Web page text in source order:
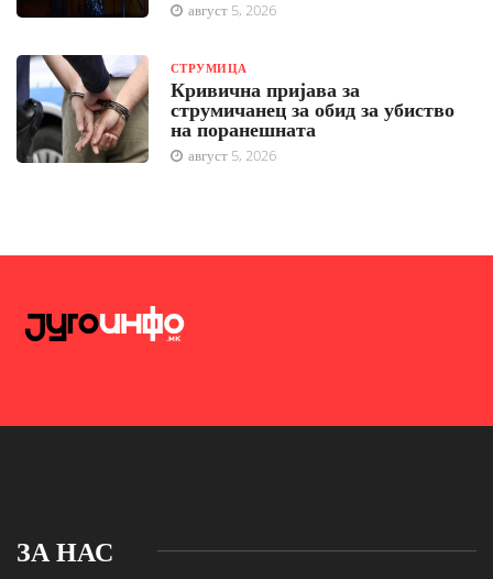
август 5, 2026
СТРУМИЦА
Кривична пријава за
струмичанец за обид за убиство
на поранешната
август 5, 2026
ЗА НАС